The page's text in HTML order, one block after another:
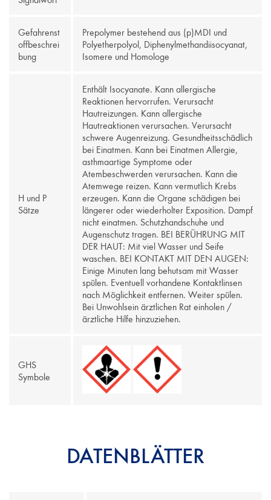
Gefahrenst
offbeschrei
bung
Prepolymer bestehend aus (p)MDI und
Polyetherpolyol, Diphenylmethandiisocyanat,
Isomere und Homologe
H und P
Sätze
Enthält Isocyanate. Kann allergische
Reaktionen hervorrufen. Verursacht
Hautreizungen. Kann allergische
Hautreaktionen verursachen. Verursacht
schwere Augenreizung. Gesundheitsschädlich
bei Einatmen. Kann bei Einatmen Allergie,
asthmaartige Symptome oder
Atembeschwerden verursachen. Kann die
Atemwege reizen. Kann vermutlich Krebs
erzeugen. Kann die Organe schädigen bei
längerer oder wiederholter Exposition. Dampf
nicht einatmen. Schutzhandschuhe und
Augenschutz tragen. BEI BERÜHRUNG MIT
DER HAUT: Mit viel Wasser und Seife
waschen. BEI KONTAKT MIT DEN AUGEN:
Einige Minuten lang behutsam mit Wasser
spülen. Eventuell vorhandene Kontaktlinsen
nach Möglichkeit entfernen. Weiter spülen.
Bei Unwohlsein ärztlichen Rat einholen /
ärztliche Hilfe hinzuziehen.
GHS
Symbole
DATENBLÄTTER